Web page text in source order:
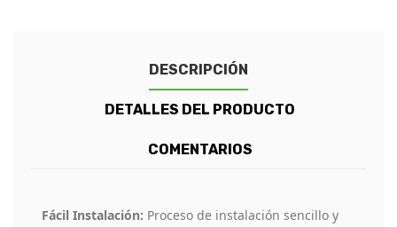
DESCRIPCIÓN
DETALLES DEL PRODUCTO
COMENTARIOS
Fácil Instalación: Proceso de instalación sencillo y